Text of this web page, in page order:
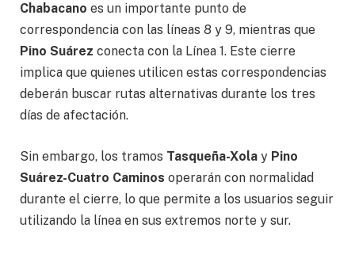
Chabacano es un importante punto de
correspondencia con las líneas 8 y 9, mientras que
Pino Suárez conecta con la Línea 1. Este cierre
implica que quienes utilicen estas correspondencias
deberán buscar rutas alternativas durante los tres
días de afectación.
Sin embargo, los tramos Tasqueña-Xola y Pino
Suárez-Cuatro Caminos operarán con normalidad
durante el cierre, lo que permite a los usuarios seguir
utilizando la línea en sus extremos norte y sur.